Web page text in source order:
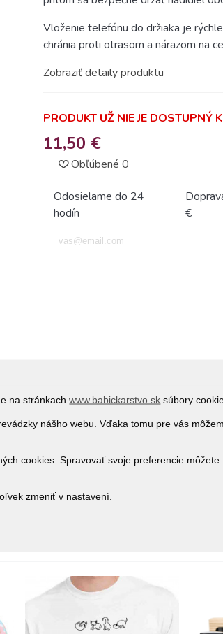
na stránkachwww.babickarstvo.sk súbory
nášho webu. Vďaka tomu pre vás
cookies. Spravovať svoje preferencie môžete
zmeniť v nastavení.
Vloženie telefónu do držiaka je
chránia proti otrasom a nárazom na
Zobraziť detaily produktu
PRODUKT UŽ NIE JE DOSTUPNÝ
11,50 €
Obľúbené 0
Odosielame do 24
hodín
€